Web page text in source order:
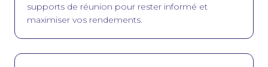
supports de réunion pour rester informé et
maximiser vos rendements.